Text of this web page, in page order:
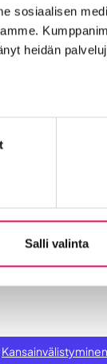
sosiaalisen
heidän
Salli valinta
Kansainvälistyminen